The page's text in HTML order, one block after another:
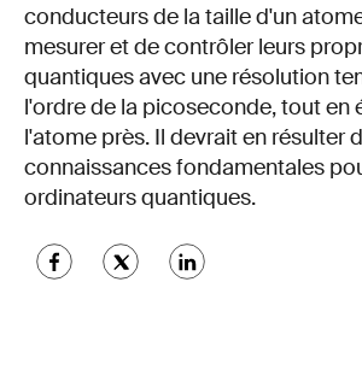
conducteurs de la taille d'un
mesurer et de contrôler leurs
quantiques avec une résolution
l'ordre de la picoseconde, tout en
l'atome près. Il devrait en résulter
connaissances fondamentales
ordinateurs quantiques.